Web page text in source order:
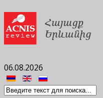
06.08.2026